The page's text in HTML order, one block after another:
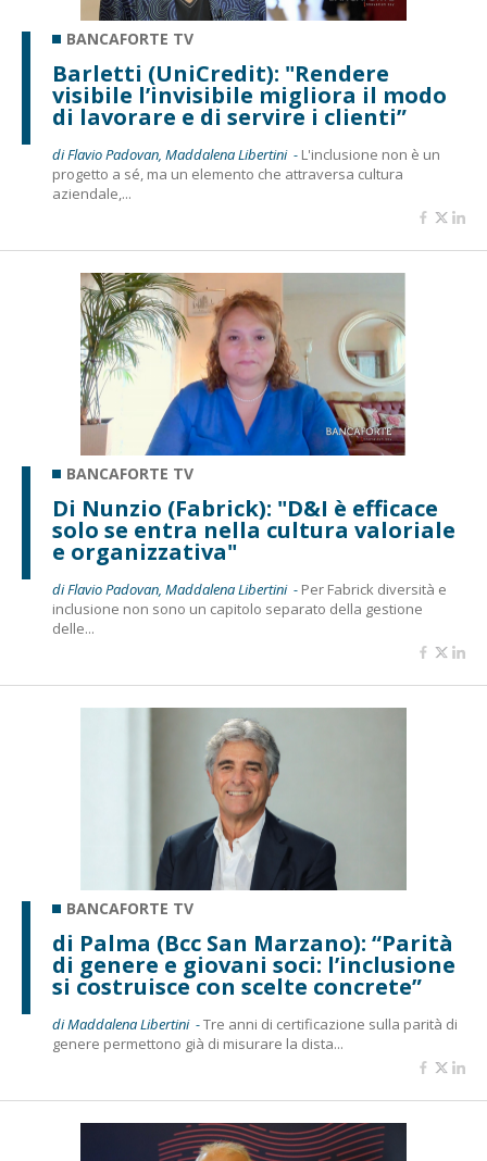
BANCAFORTE TV
Barletti (UniCredit): "Rendere
visibile l’invisibile migliora il modo
di lavorare e di servire i clienti”
di Flavio Padovan, Maddalena Libertini - L'inclusione non è un
progetto a sé, ma un elemento che attraversa cultura
aziendale,...
BANCAFORTE TV
Di Nunzio (Fabrick): "D&I è efficace
solo se entra nella cultura valoriale
e organizzativa"
di Flavio Padovan, Maddalena Libertini - Per Fabrick diversità e
inclusione non sono un capitolo separato della gestione
delle...
BANCAFORTE TV
di Palma (Bcc San Marzano): “Parità
di genere e giovani soci: l’inclusione
si costruisce con scelte concrete”
di Maddalena Libertini -Tre anni di certificazione sulla parità di
genere permettono già di misurare la dista...